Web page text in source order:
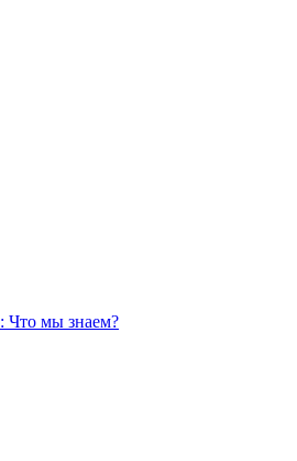
Что мы знаем?